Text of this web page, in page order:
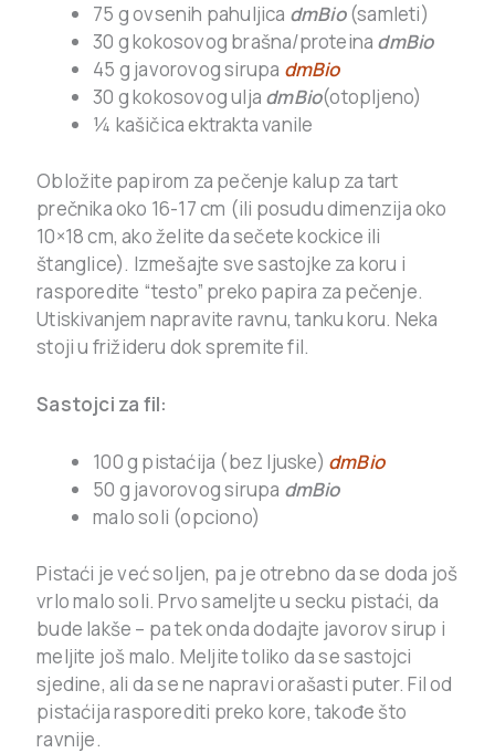
75 g ovsenih pahuljica dmBio(samleti)
30 g kokosovog brašna/proteina dmBio
45 g javorovog sirupa dmBio
30 g kokosovog ulja dmBio(otopljeno)
¼ kašičica ektrakta vanile
Obložite papirom za pečenje kalup za tart
prečnika oko 16-17 cm (ili posudu dimenzija oko
10×18 cm, ako želite da sečete kockice ili
štanglice). Izmešajte sve sastojke za koru i
rasporedite “testo” preko papira za pečenje.
Utiskivanjem napravite ravnu, tanku koru. Neka
stoji u frižideru dok spremite fil.
Sastojci za fil:
100 g pistaćija (bez ljuske) dmBio
50 g javorovog sirupa dmBio
malo soli (opciono)
Pistaći je već soljen, pa je otrebno da se doda još
vrlo malo soli. Prvo sameljte u secku pistaći, da
bude lakše – pa tek onda dodajte javorov sirup i
meljite još malo. Meljite toliko da se sastojci
sjedine, ali da se ne napravi orašasti puter. Fil od
pistaćija rasporediti preko kore, takođe što
ravnije.